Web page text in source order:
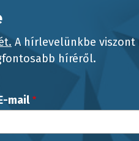
A hírlevelünkbe viszont
híréről.
mail